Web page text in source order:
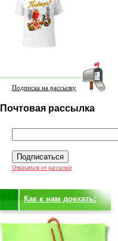
Подписка на рассылку
Почтовая рассылка
Отказаться от рассылки
Как к нам доехать: